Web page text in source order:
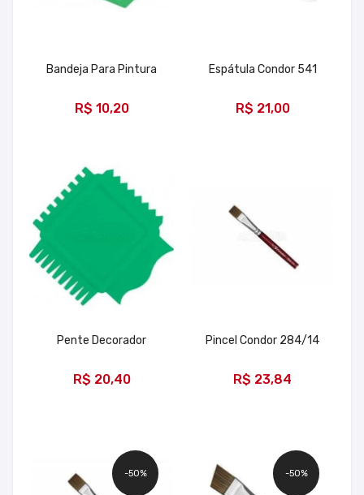
Bandeja Para Pintura
R$ 10,20
Espátula Condor 541
R$ 21,00
Pente Decorador
R$ 20,40
Pincel Condor 284/14
R$ 23,84
-50% -50%